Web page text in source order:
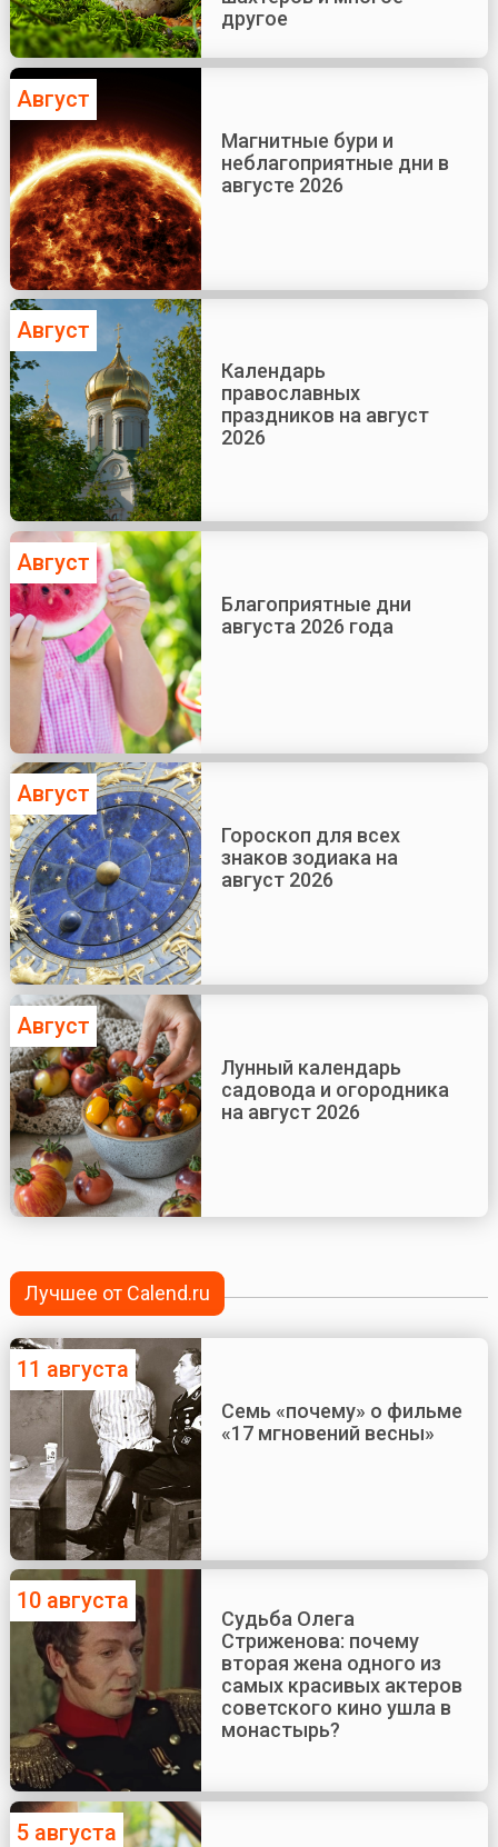
другое
Август
Магнитные бури и
неблагоприятные дни в
августе 2026
Август
Календарь
православных
праздников на август
2026
Август
Благоприятные дни
августа 2026 года
Август
Гороскоп для всех
знаков зодиака на
август 2026
Август
Лунный календарь
садовода и огородника
на август 2026
Лучшее от Calend.ru
11 августа
Семь «почему» о фильме
«17 мгновений весны»
10 августа
Судьба Олега
Стриженова: почему
вторая жена одного из
самых красивых актеров
советского кино ушла в
монастырь?
5 августа